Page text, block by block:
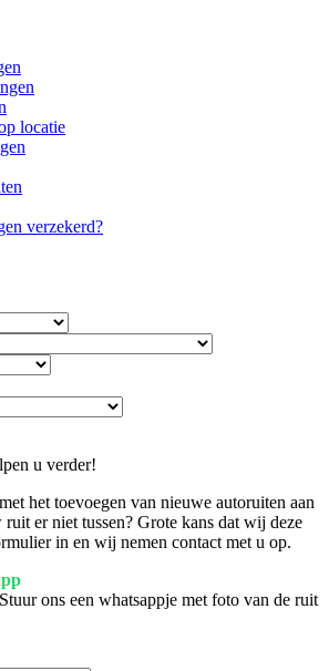
locatie
verzekerd?
u verder!
het toevoegen van nieuwe autoruiten aan
er niet tussen? Grote kans dat wij deze
in en wij nemen contact met u op.
ons een whatsappje met foto van de ruit